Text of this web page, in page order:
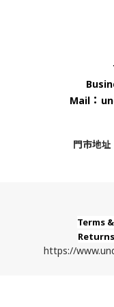
Mail ：
門市地
Terms
https://